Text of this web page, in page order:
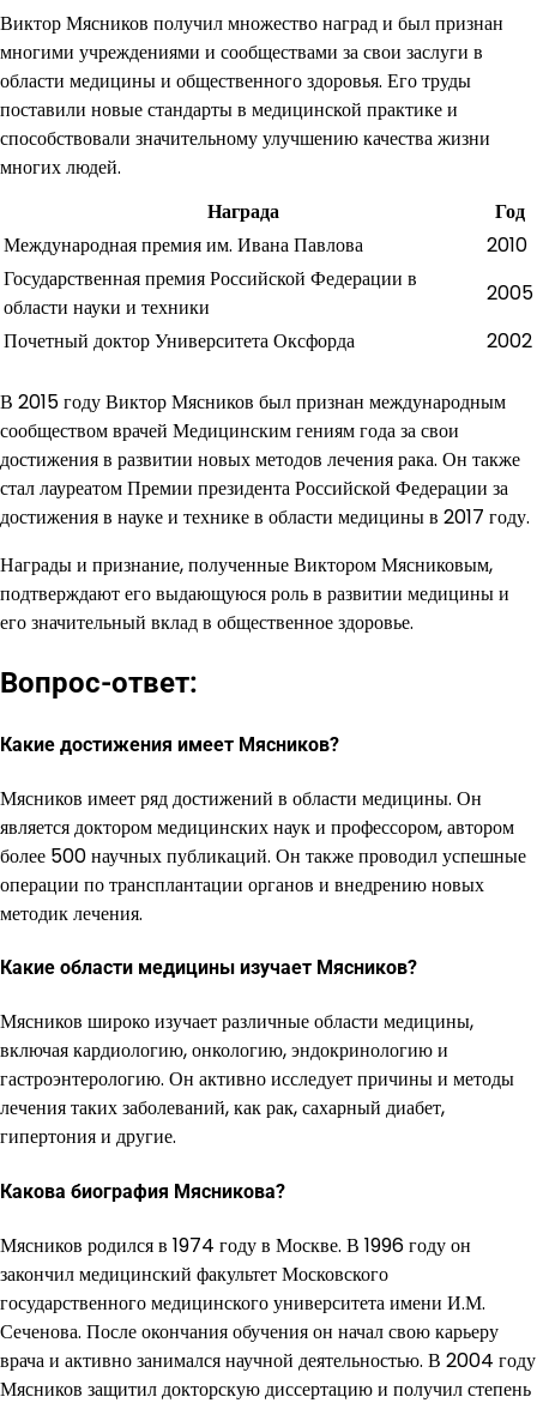
Виктор Мясников получил множество наград и был признан
многими учреждениями и сообществами за свои заслуги в
области медицины и общественного здоровья. Его труды
поставили новые стандарты в медицинской практике и
способствовали значительному улучшению качества жизни
многих людей.
Награда
Год
Международная премия им. Ивана Павлова
2010
Государственная премия Российской Федерации в
области науки и техники
2005
Почетный доктор Университета Оксфорда
2002
В 2015 году Виктор Мясников был признан международным
сообществом врачей Медицинским гениям года за свои
достижения в развитии новых методов лечения рака. Он также
стал лауреатом Премии президента Российской Федерации за
достижения в науке и технике в области медицины в 2017 году.
Награды и признание, полученные Виктором Мясниковым,
подтверждают его выдающуюся роль в развитии медицины и
его значительный вклад в общественное здоровье.
Вопрос-ответ:
Какие достижения имеет Мясников?
Мясников имеет ряд достижений в области медицины. Он
является доктором медицинских наук и профессором, автором
более 500 научных публикаций. Он также проводил успешные
операции по трансплантации органов и внедрению новых
методик лечения.
Какие области медицины изучает Мясников?
Мясников широко изучает различные области медицины,
включая кардиологию, онкологию, эндокринологию и
гастроэнтерологию. Он активно исследует причины и методы
лечения таких заболеваний, как рак, сахарный диабет,
гипертония и другие.
Какова биография Мясникова?
Мясников родился в 1974 году в Москве. В 1996 году он
закончил медицинский факультет Московского
государственного медицинского университета имени И.М.
Сеченова. После окончания обучения он начал свою карьеру
врача и активно занимался научной деятельностью. В 2004 году
Мясников защитил докторскую диссертацию и получил степень